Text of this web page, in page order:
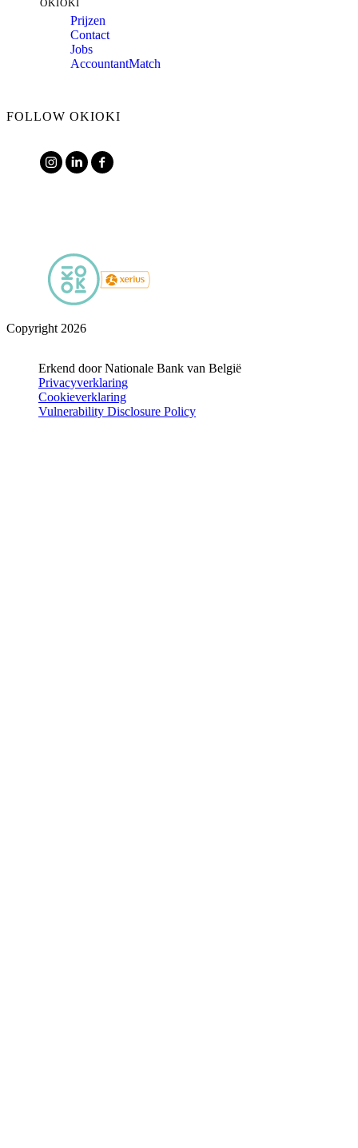
OKIOKI
Prijzen
Contact
Jobs
AccountantMatch
FOLLOW OKIOKI
Copyright 2026
Erkend door Nationale Bank van België
Privacyverklaring
Cookieverklaring
Vulnerability Disclosure Policy